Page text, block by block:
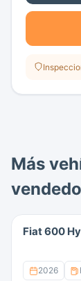
Más
Fiat 600
2026